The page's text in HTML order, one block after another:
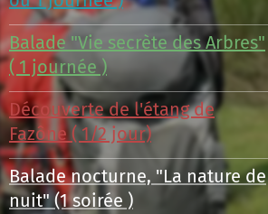
Balade "Vie secrète des Arbres"
( 1 journée )
Découverte de l'étang de
Fazône ( 1/2 jour)
Balade nocturne, "La nature de
nuit" (1 soirée )